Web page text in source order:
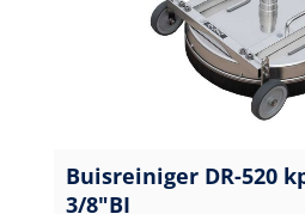
Buisreiniger DR-520
3/8"BI